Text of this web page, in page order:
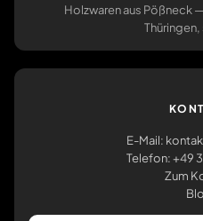
Holzwaren aus Pößneck
E-Mail:
Telefon: +49
Zum